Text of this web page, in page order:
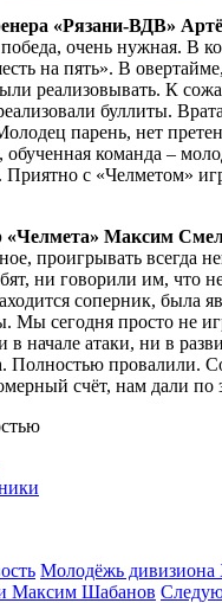
«Рязани-ВДВ»
очень нужная. В
на пять». В
реализовывать. К
буллиты.
парень, нет
команда –
Приятно с «Челметом»
«Челмета» Максим
проигрывать всегда
ни говорили им, что
соперник, была
Мы сегодня просто не
в начале атаки, ни в
Полностью провалили.
счёт, нам дали по
Молодёжь дивизиона
Максим Шабанов